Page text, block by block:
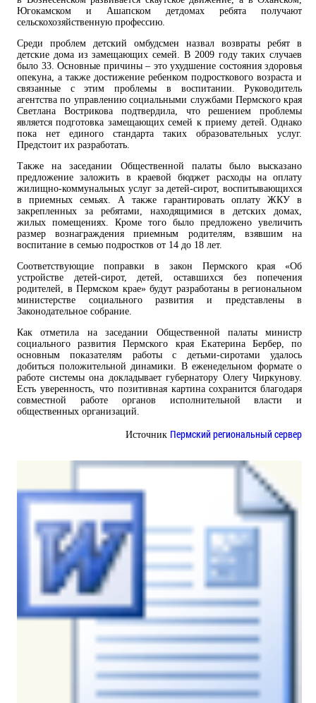
Югокамском и Ашапском детдомах ребята получают
сельскохозяйственную профессию.
Среди проблем детский омбудсмен назвал возвраты ребят в
детские дома из замещающих семей. В 2009 году таких случаев
было 33. Основные причины – это ухудшение состояния здоровья
опекуна, а также достижение ребенком подросткового возраста и
связанные с этим проблемы в воспитании. Руководитель
агентства по управлению социальными службами Пермского края
Светлана Вострикова подтвердила, что решением проблемы
является подготовка замещающих семей к приему детей. Однако
пока нет единого стандарта таких образовательных услуг.
Предстоит их разработать.
Также на заседании Общественной палаты было высказано
предложение заложить в краевой бюджет расходы на оплату
жилищно-коммунальных услуг за детей-сирот, воспитывающихся
в приемных семьях. А также гарантировать оплату ЖКУ в
закрепленных за ребятами, находящимися в детских домах,
жилых помещениях. Кроме того было предложено увеличить
размер вознаграждения приемным родителям, взявшим на
воспитание в семью подростков от 14 до 18 лет.
Соответствующие поправки в закон Пермского края «Об
устройстве детей-сирот, детей, оставшихся без попечения
родителей, в Пермском крае» будут разработаны в региональном
министерстве социального развития и представлены в
Законодательное собрание.
Как отметила на заседании Общественной палаты министр
социального развития Пермского края Екатерина Бербер, по
основным показателям работы с детьми-сиротами удалось
добиться положительной динамики. В еженедельном формате о
работе системы она докладывает губернатору Олегу Чиркунову.
Есть уверенность, что позитивная картина сохранится благодаря
совместной работе органов исполнительной власти и
общественных организаций.
Источник Пермский региональный сервер